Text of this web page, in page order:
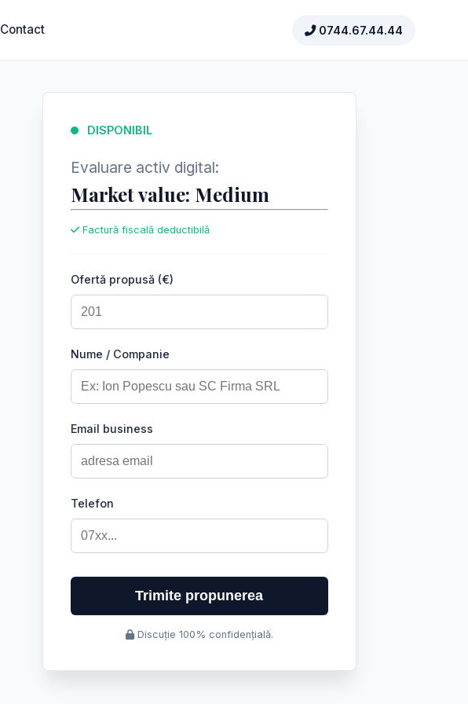
Contact 0744.67.44.44
DISPONIBIL
Evaluare activ digital:
Market value: Medium
Factură fiscală deductibilă
Ofertă propusă (€)
Nume / Companie
Email business
Telefon
Trimite propunerea
Discuție 100% confidențială.